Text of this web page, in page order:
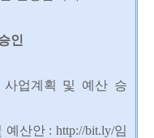
인
사업계획 및 예산 승
산안 : http://bit.ly/임